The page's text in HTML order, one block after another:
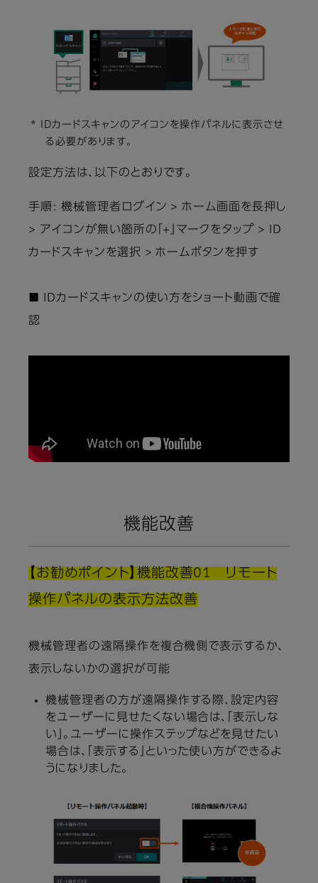
* IDカードスキャンのアイコンを操作パネルに表示させ
る必要があります。
設定方法は、以下のとおりです。
手順: 機械管理者ログイン > ホーム画面を長押し
> アイコンが無い箇所の「+」マークをタップ > ID
カードスキャンを選択 > ホームボタンを押す
■ IDカードスキャンの使い方をショート動画で確
認
機能改善
【お勧めポイント】機能改善01 リモート
操作パネルの表示方法改善
機械管理者の遠隔操作を複合機側で表示するか、
表示しないかの選択が可能
機械管理者の方が遠隔操作する際、設定内容
をユーザーに見せたくない場合は、「表示しな
い」。ユーザーに操作ステップなどを見せたい
場合は、「表示する」といった使い方ができるよ
うになりました。